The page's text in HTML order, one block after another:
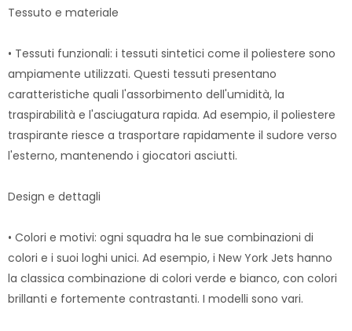
Tessuto e materiale
• Tessuti funzionali: i tessuti sintetici come il poliestere sono
ampiamente utilizzati. Questi tessuti presentano
caratteristiche quali l'assorbimento dell'umidità, la
traspirabilità e l'asciugatura rapida. Ad esempio, il poliestere
traspirante riesce a trasportare rapidamente il sudore verso
l'esterno, mantenendo i giocatori asciutti.
Design e dettagli
• Colori e motivi: ogni squadra ha le sue combinazioni di
colori e i suoi loghi unici. Ad esempio, i New York Jets hanno
la classica combinazione di colori verde e bianco, con colori
brillanti e fortemente contrastanti. I modelli sono vari.